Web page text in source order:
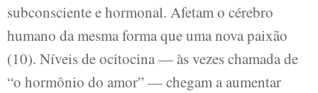
subconsciente e hormonal. Afetam o cérebro
humano da mesma forma que uma nova paixão
(10). Níveis de ocitocina — às vezes chamada de
“o hormônio do amor” — chegam a aumentar